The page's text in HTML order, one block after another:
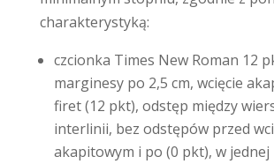
charakterystyką:
czcionka Times New Roman 12
marginesy po 2,5 cm, wcięcie
firet (12 pkt), odstęp między
interlinii, bez odstępów przed
akapitowym i po (0 pkt), w